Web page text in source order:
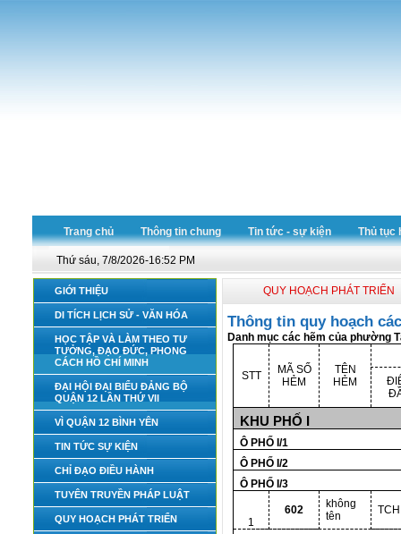
Trang chủ Thông tin chung Tin tức - sự kiện Thủ tục
Thứ sáu, 7/8/2026-16:52 PM
GIỚI THIỆU
DI TÍCH LỊCH SỬ - VĂN HÓA
HỌC TẬP VÀ LÀM THEO TƯ
TƯỞNG, ĐẠO ĐỨC, PHONG
CÁCH HỒ CHÍ MINH
ĐẠI HỘI ĐẠI BIỂU ĐẢNG BỘ
QUẬN 12 LẦN THỨ VII
VÌ QUẬN 12 BÌNH YÊN
TIN TỨC SỰ KIỆN
CHỈ ĐẠO ĐIỀU HÀNH
TUYÊN TRUYỀN PHÁP LUẬT
QUY HOẠCH PHÁT TRIỂN
QUY HOẠCH PHÁT TRIỂN
Thông tin quy hoạch
Danh mục các hẽm của phường
STT
MÃ SỐ
HẺM
TÊN
HẺM
KHU PHỐ I
Ô PHỐ I/1
Ô PHỐ I/2
Ô PHỐ I/3
1
602
không
tên